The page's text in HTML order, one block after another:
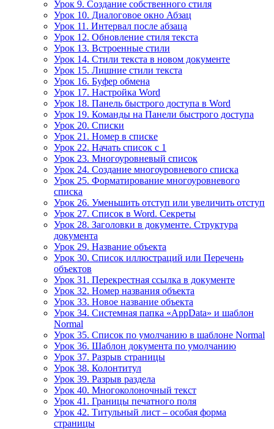
Урок 9. Создание собственного стиля
Урок 10. Диалоговое окно Абзац
Урок 11. Интервал после абзаца
Урок 12. Обновление стиля текста
Урок 13. Встроенные стили
Урок 14. Стили текста в новом документе
Урок 15. Лишние стили текста
Урок 16. Буфер обмена
Урок 17. Настройка Word
Урок 18. Панель быстрого доступа в Word
Урок 19. Команды на Панели быстрого доступа
Урок 20. Списки
Урок 21. Номер в списке
Урок 22. Начать список с 1
Урок 23. Многоуровневый список
Урок 24. Создание многоуровневого списка
Урок 25. Форматирование многоуровневого
списка
Урок 26. Уменьшить отступ или увеличить отступ
Урок 27. Список в Word. Секреты
Урок 28. Заголовки в документе. Структура
документа
Урок 29. Название объекта
Урок 30. Список иллюстраций или Перечень
объектов
Урок 31. Перекрестная ссылка в документе
Урок 32. Номер названия объекта
Урок 33. Новое название объекта
Урок 34. Системная папка «AppData» и шаблон
Normal
Урок 35. Список по умолчанию в шаблоне Normal
Урок 36. Шаблон документа по умолчанию
Урок 37. Разрыв страницы
Урок 38. Колонтитул
Урок 39. Разрыв раздела
Урок 40. Многоколоночный текст
Урок 41. Границы печатного поля
Урок 42. Титульный лист – особая форма
страницы